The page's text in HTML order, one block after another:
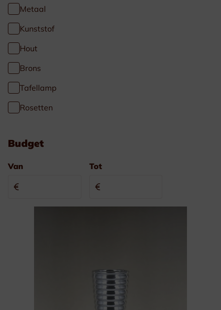
Metaal
Kunststof
Hout
Brons
Tafellamp
Rosetten
Budget
Van Tot